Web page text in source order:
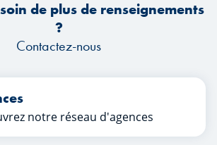
de plus de renseignements
?
Contactez-nous
notre réseau d'agences